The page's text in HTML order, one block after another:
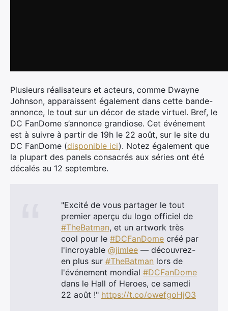
Plusieurs réalisateurs et acteurs, comme Dwayne
Johnson, apparaissent également dans cette bande-
annonce, le tout sur un décor de stade virtuel. Bref, le
DC FanDome s’annonce grandiose. Cet événement
est à suivre à partir de 19h le 22 août, sur le site du
DC FanDome (disponible ici). Notez également que
la plupart des panels consacrés aux séries ont été
décalés au 12 septembre.
"Excité de vous partager le tout
premier aperçu du logo officiel de
#TheBatman, et un artwork très
cool pour le #DCFanDome créé par
l'incroyable @jimlee — découvrez-
en plus sur #TheBatman lors de
l'événement mondial #DCFanDome
dans le Hall of Heroes, ce samedi
22 août !" https://t.co/owefgoHjO3
Rechercher